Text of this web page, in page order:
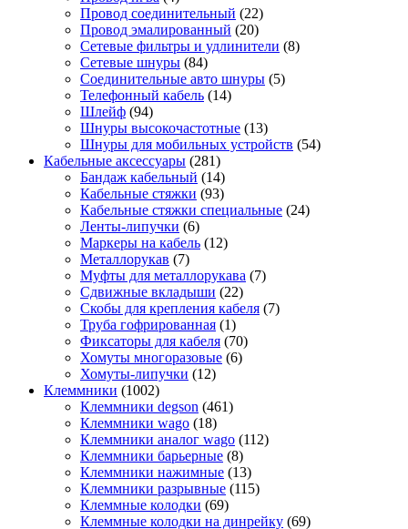
Провод соединительный (22)
Провод эмалированный (20)
Сетевые фильтры и удлинители (8)
Сетевые шнуры (84)
Соединительные авто шнуры (5)
Телефонный кабель (14)
Шлейф (94)
Шнуры высокочастотные (13)
Шнуры для мобильных устройств (54)
Кабельные аксессуары (281)
Бандаж кабельный (14)
Кабельные стяжки (93)
Кабельные стяжки специальные (24)
Ленты-липучки (6)
Маркеры на кабель (12)
Металлорукав (7)
Муфты для металлорукава (7)
Сдвижные вкладыши (22)
Скобы для крепления кабеля (7)
Труба гофрированная (1)
Фиксаторы для кабеля (70)
Хомуты многоразовые (6)
Хомуты-липучки (12)
Клеммники (1002)
Клеммники degson (461)
Клеммники wago (18)
Клеммники аналог wago (112)
Клеммники барьерные (8)
Клеммники нажимные (13)
Клеммники разрывные (115)
Клеммные колодки (69)
Клеммные колодки на динрейку (69)